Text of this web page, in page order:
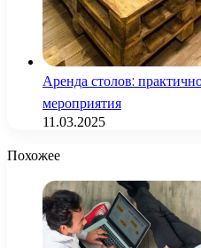
Аренда столов:
мероприятия
11.03.2025
Похожее